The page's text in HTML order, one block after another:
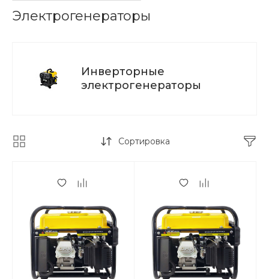
Электрогенераторы
Инверторные
электрогенераторы
Сортировка